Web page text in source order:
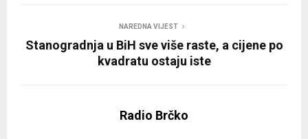
NAREDNA VIJEST
Stanogradnja u BiH sve više raste, a cijene po
kvadratu ostaju iste
Radio Brčko